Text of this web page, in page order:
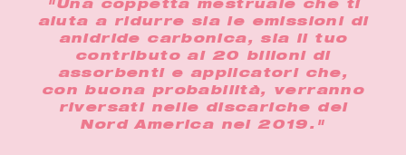
"Una coppetta mestruale che ti
aiuta a ridurre sia le emissioni di
anidride carbonica, sia il tuo
contributo ai 20 bilioni di
assorbenti e applicatori che,
con buona probabilità, verranno
riversati nelle discariche del
Nord America nel 2019."